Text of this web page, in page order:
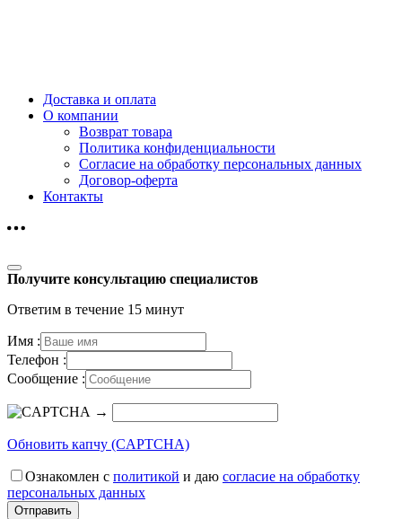
Доставка и оплата
О компании
Возврат товара
Политика конфиденциальности
Согласие на обработку персональных данных
Договор-оферта
Контакты
Получите консультацию специалистов
Ответим в течение 15 минут
Имя :
Телефон :
Сообщение :
→
Обновить капчу (CAPTCHA)
Ознакомлен с политикой и даю согласие на обработку
персональных данных